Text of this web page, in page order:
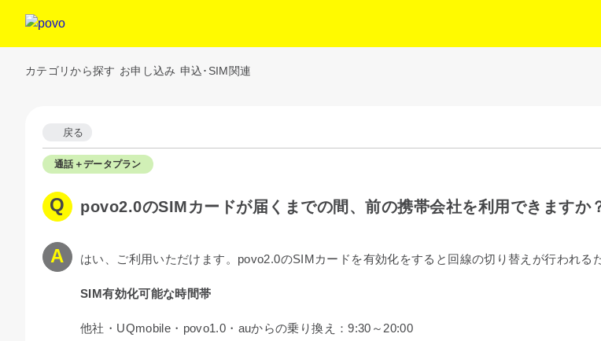
カテゴリから探す お申し込み 申込･SIM関連
戻る
通話＋データプラン
povo2.0のSIMカードが届くまでの間、前の携帯会社を利用できますか
はい、ご利用いただけます。povo2.0のSIMカードを有効化をすると回線の切り替えが行われる
SIM有効化可能な時間帯
他社・UQmobile・povo1.0・auからの乗り換え：9:30～20:00